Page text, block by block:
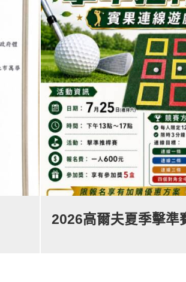
2026高爾夫夏季擊準